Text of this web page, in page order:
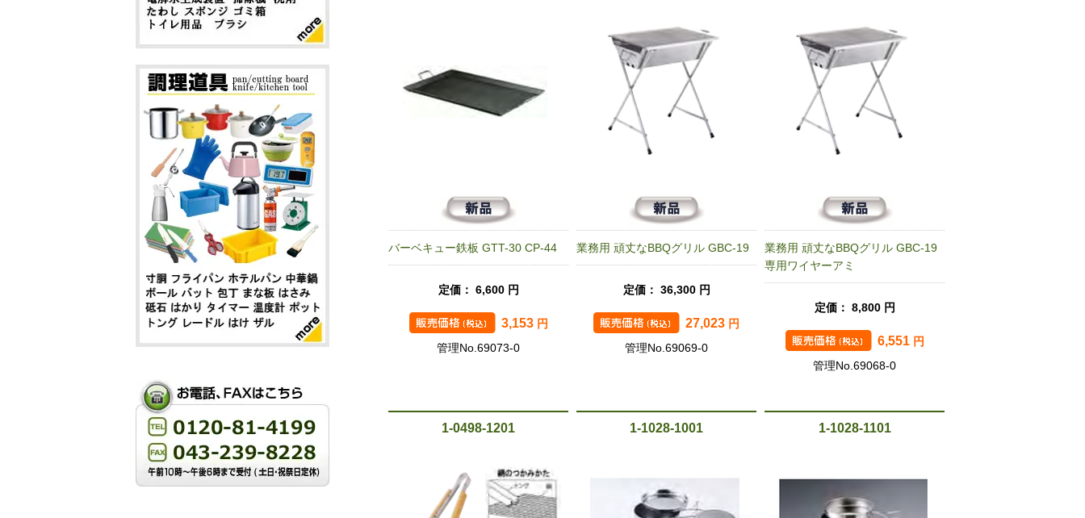
バーベキュー鉄板 GTT-30 CP-44
定価： 6,600 円
3,153 円
管理No.69073-0
業務用 頑丈なBBQグリル GBC-19
定価： 36,300 円
27,023 円
管理No.69069-0
業務用 頑丈なBBQグリル GBC-19
専用ワイヤーアミ
定価： 8,800 円
6,551 円
管理No.69068-0
1-0498-1201 1-1028-1001 1-1028-1101